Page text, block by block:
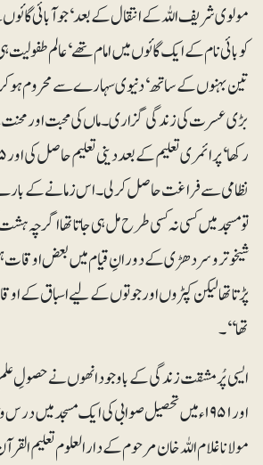
کوبائی نام کے ایک گائوں میں امام تھے‘ عالم طفولیت
تین بہنوں کے ساتھ‘ دنیوی سہارے سے محروم ہو
بڑی عسرت کی زندگی گزاری۔ ماں کی محبت اور محنت
نظامی سے فراغت حاصل کر لی۔ اس زمانے کے بارے
تو مسجد میں کسی نہ کسی طرح مل ہی جاتا تھا اگرچہ
شیخوتروسردھڑی کے دورانِ قیام میں بعض اوقات
پڑتا تھا لیکن کپڑوں اور جوتوں کے لیے اسباق کے
تھا‘‘۔
ایسی پُرمشقت زندگی کے باوجود انھوں نے حصولِ علم
اور ۱۹۵۱ء میں تحصیل صوابی کی ایک مسجد میں
مولانا غلام اللہ خان مرحوم کے دارالعلوم تعلیم